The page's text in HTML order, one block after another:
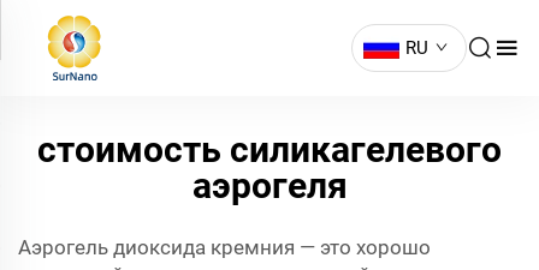
RU
стоимость силикагелевого
аэрогеля
Аэрогель диоксида кремния — это хорошо